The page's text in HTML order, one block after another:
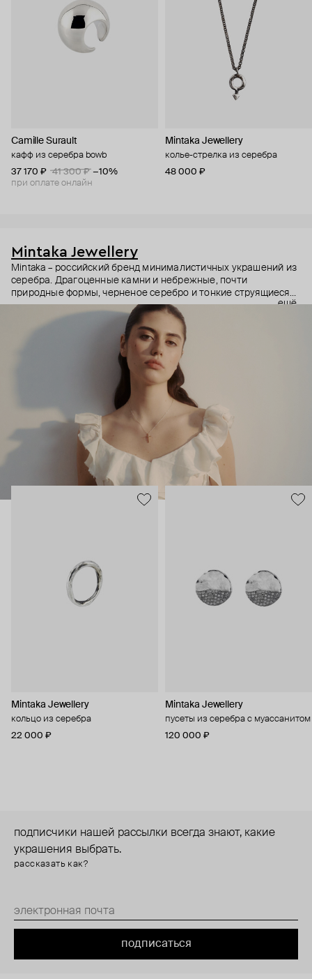
Camille Surault
кафф из серебра bowb
37 170 ₽
41 300 ₽ −10%
при оплате онлайн
Mintaka Jewellery
колье-стрелка из серебра
48 000 ₽
Mintaka Jewellery
Mintaka – российский бренд минималистичных украшений из
серебра. Драгоценные камни и небрежные, почти
природные формы, черненое серебро и тонкие струящиеся
цепи – в этих украшениях дизайнеры соединили силу и
нежность, авангардные детали и классический дизайн.
Какую часть вашего характера они подчеркнут? Выбор за
ещё
Mintaka Jewellery
кольцо из серебра
22 000 ₽
Mintaka Jewellery
пусеты из серебра с муассанитом
120 000 ₽
подписчики нашей рассылки всегда знают, какие
украшения выбрать.
рассказать как?
подписаться